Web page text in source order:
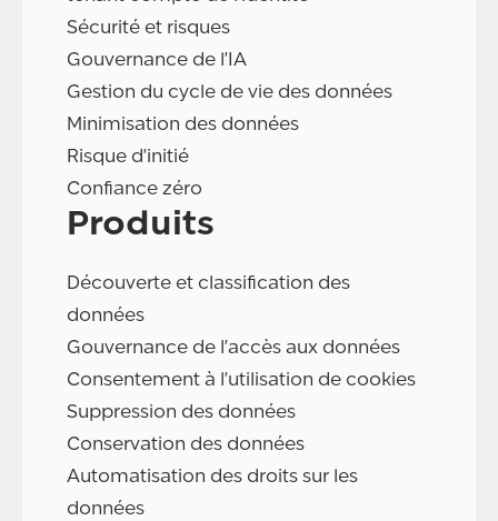
Sécurité et risques
Gouvernance de l'IA
Gestion du cycle de vie des données
Minimisation des données
Risque d'initié
Confiance zéro
Produits
Découverte et classification des
données
Gouvernance de l'accès aux données
Consentement à l'utilisation de cookies
Suppression des données
Conservation des données
Automatisation des droits sur les
données